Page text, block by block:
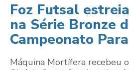
Foz Futsal
na Série Bronze
Campeonato
Máquina Mortífera recebeu